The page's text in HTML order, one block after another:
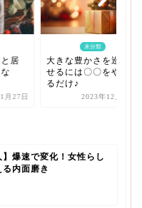
居
月27日
未分類
大きな豊かさを巡ら
せるには〇〇をやめ
るだけ♪
2023年12月16日
】爆速で変化！女性らし
る内面磨き